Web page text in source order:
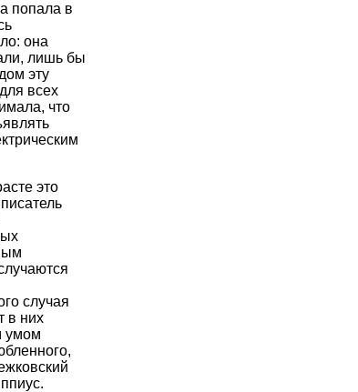
попала в
она
лишь бы
эту
всех
что
это
случая
в них
умом